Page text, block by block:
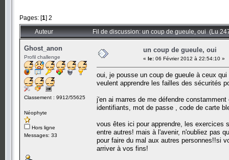
Pages: [1] 2
Auteur Fil de discussion: un coup de gueule, oui (Lu
Ghost_anon
Profil challenge
Classement : 9912/55625
Néophyte
Hors ligne
Messages: 33
un coup de gueule, oui
« le: 06 Février 2012 à 22:54:10 »
oui, je pousse un coup de gueule à ceux
veulent apprendre les failles des sécurités
j'en ai marres de me défendre
identifiants, mot de passe , code de carte
vous êtes ici pour apprendre, les exercices
entre autres! mais à l'avenir, n'oubliez pas
pour faire du mal aux autres personnes!!si
arriver à vos fins!